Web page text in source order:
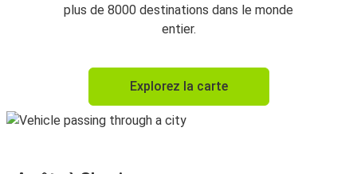
Thessalonique
Skopje
plus de 8000 destinations dans le monde
entier.
Explorez la carte